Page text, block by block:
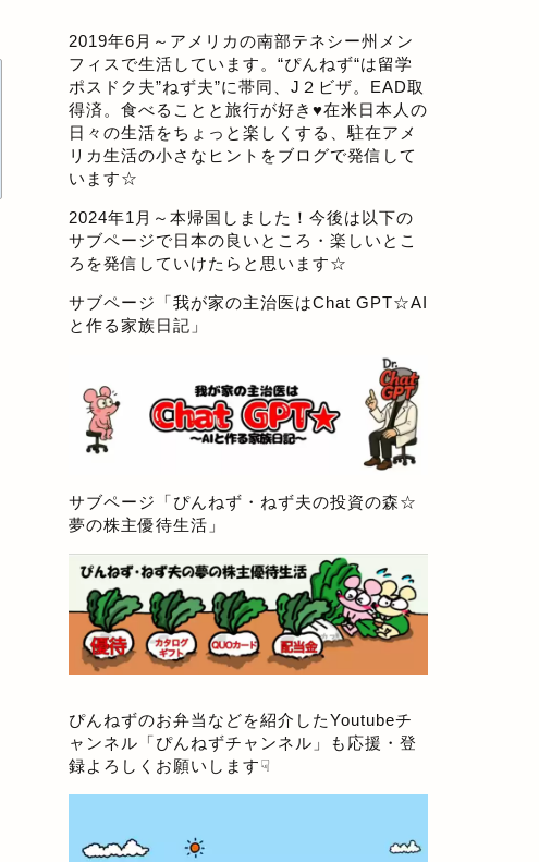
2019年6月～アメリカの南部テネシー州メン
フィスで生活しています。“ぴんねず“は留学
ポスドク夫”ねず夫”に帯同、J２ビザ。EAD取
得済。食べることと旅行が好き♥在米日本人の
日々の生活をちょっと楽しくする、駐在アメ
リカ生活の小さなヒントをブログで発信して
います☆
2024年1月～本帰国しました！今後は以下の
サブページで日本の良いところ・楽しいとこ
ろを発信していけたらと思います☆
サブページ「我が家の主治医はChat GPT☆AI
と作る家族日記 」
サブページ「ぴんねず・ねず夫の投資の森☆
夢の株主優待生活 」
ぴんねずのお弁当などを紹介したYoutubeチ
ャンネル「ぴんねずチャンネル 」も応援・登
録よろしくお願いします☟